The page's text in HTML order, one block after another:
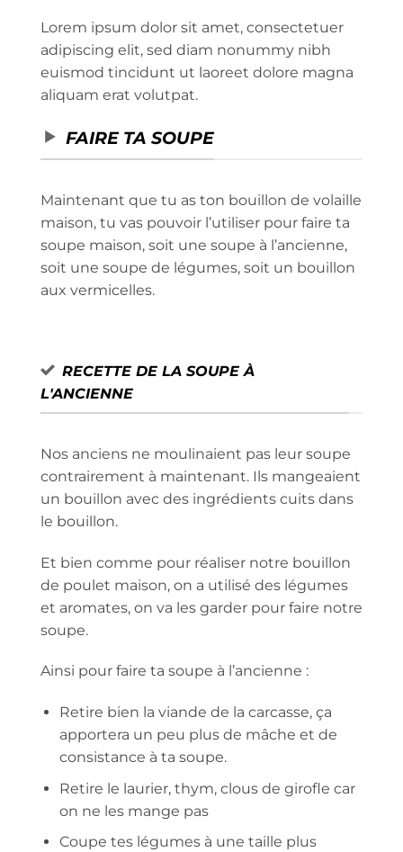
Lorem ipsum dolor sit amet, consectetuer
adipiscing elit, sed diam nonummy nibh
euismod tincidunt ut laoreet dolore magna
aliquam erat volutpat.
FAIRE TA SOUPE
Maintenant que tu as ton bouillon de volaille
maison, tu vas pouvoir l’utiliser pour faire ta
soupe maison, soit une soupe à l’ancienne,
soit une soupe de légumes, soit un bouillon
aux vermicelles.
RECETTE DE LA SOUPE À
L'ANCIENNE
Nos anciens ne moulinaient pas leur soupe
contrairement à maintenant. Ils mangeaient
un bouillon avec des ingrédients cuits dans
le bouillon.
Et bien comme pour réaliser notre bouillon
de poulet maison, on a utilisé des légumes
et aromates, on va les garder pour faire notre
soupe.
Ainsi pour faire ta soupe à l’ancienne :
Retire bien la viande de la carcasse, ça
apportera un peu plus de mâche et de
consistance à ta soupe.
Retire le laurier, thym, clous de girofle car
on ne les mange pas
Coupe tes légumes à une taille plus